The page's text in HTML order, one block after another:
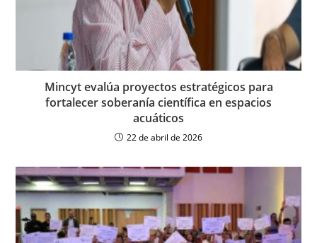
Mincyt evalúa proyectos estratégicos para
fortalecer soberanía científica en espacios
acuáticos
22 de abril de 2026